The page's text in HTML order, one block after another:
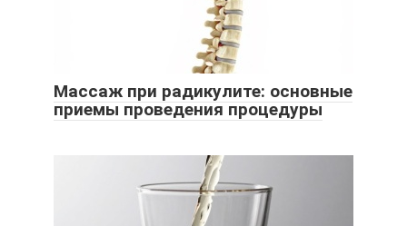
Массаж при радикулите: основные
приемы проведения процедуры